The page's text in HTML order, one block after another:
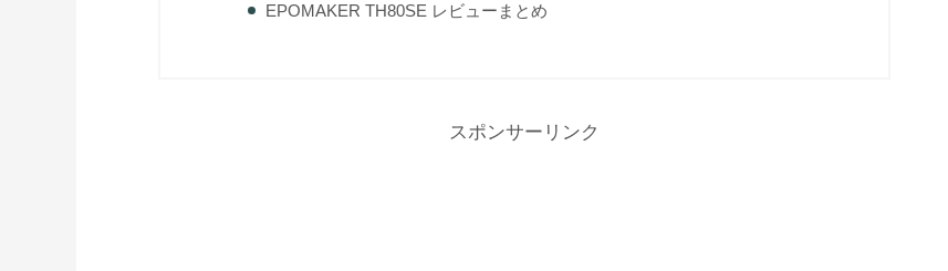
EPOMAKER TH80SE レビューまとめ
スポンサーリンク